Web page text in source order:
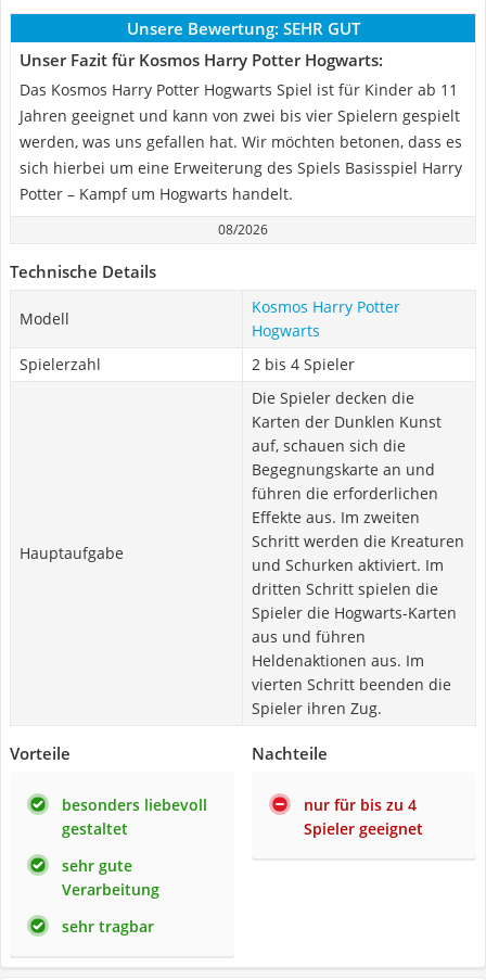
Unsere Bewertung: SEHR GUT
Unser Fazit für Kosmos Harry Potter Hogwarts:
Das Kosmos Harry Potter Hogwarts Spiel ist für Kinder ab 11
Jahren geeignet und kann von zwei bis vier Spielern gespielt
werden, was uns gefallen hat. Wir möchten betonen, dass es
sich hierbei um eine Erweiterung des Spiels Basisspiel Harry
Potter – Kampf um Hogwarts handelt.
08/2026
Technische Details
Modell
Kosmos Harry Potter
Hogwarts
Spielerzahl
2 bis 4 Spieler
Hauptaufgabe
Die Spieler decken die
Karten der Dunklen Kunst
auf, schauen sich die
Begegnungskarte an und
führen die erforderlichen
Effekte aus. Im zweiten
Schritt werden die Kreaturen
und Schurken aktiviert. Im
dritten Schritt spielen die
Spieler die Hogwarts-Karten
aus und führen
Heldenaktionen aus. Im
vierten Schritt beenden die
Spieler ihren Zug.
Vorteile
besonders liebevoll
gestaltet
sehr gute
Verarbeitung
sehr tragbar
Nachteile
nur für bis zu 4
Spieler geeignet